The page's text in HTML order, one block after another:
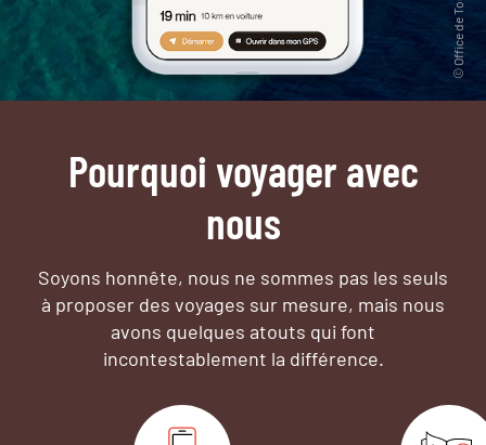
Pourquoi voyager avec
nous
Soyons honnête, nous ne sommes pas les seuls
à proposer des voyages sur mesure, mais nous
avons quelques atouts qui font
incontestablement la différence.